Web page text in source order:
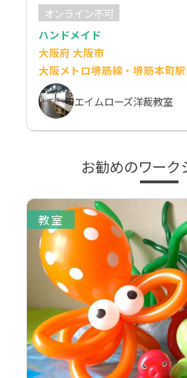
オンライン不可
ハンドメイド
大阪府 大阪市
大阪メトロ堺筋線・堺筋本町駅
エイムローズ洋裁教室
お勧めのワーク
教室